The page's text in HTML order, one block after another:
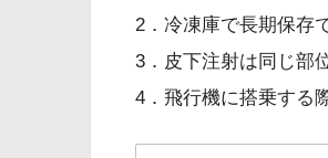
説」
2．冷凍庫で長期保存
3．皮下注射は同じ部
4．飛行機に搭乗する